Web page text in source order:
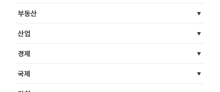
부동산
산업
경제
국제